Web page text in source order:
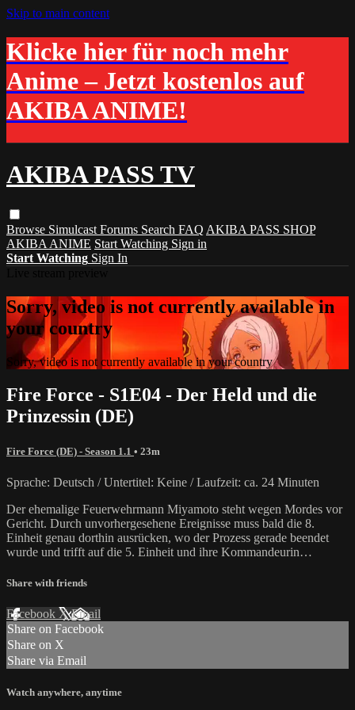
Skip to main content
Klicke hier für noch mehr
Anime – Jetzt kostenlos auf
AKIBA ANIME!
AKIBA PASS TV
Browse Simulcast Forums Search FAQ AKIBA PASS SHOP
AKIBA ANIME Start Watching Sign in
Start Watching Sign In
Sorry, video is not currently available in
your country
Sorry, video is not currently available in your country
Fire Force - S1E04 - Der Held und die
Prinzessin (DE)
Fire Force (DE) - Season 1.1 • 23m
Sprache: Deutsch / Untertitel: Keine / Laufzeit: ca. 24 Minuten
Der ehemalige Feuerwehrmann Miyamoto steht wegen Mordes vor
Gericht. Durch unvorhergesehene Ereignisse muss bald die 8.
Einheit genau dorthin ausrücken, wo der Prozess gerade beendet
wurde und trifft auf die 5. Einheit und ihre Kommandeurin…
Share with friends
Facebook XEmail
Share on Facebook
Share on X
Share via Email
Watch anywhere, anytime